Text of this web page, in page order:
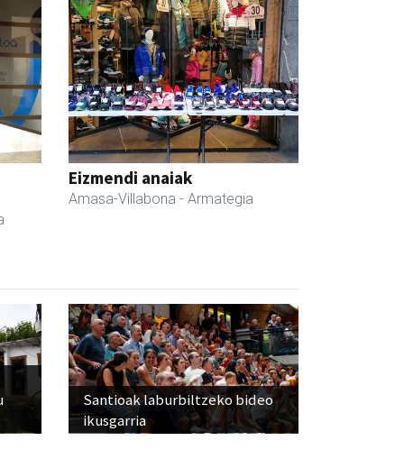
Eizmendi anaiak
Amasa-Villabona - Armategia
Santioak laburbiltzeko bideo
ikusgarria